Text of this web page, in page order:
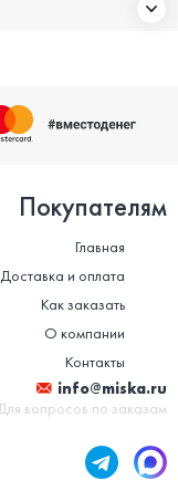
Покупателям
Главная
Доставка и оплата
Как заказать
О компании
Контакты
info@miska.ru
вопросов по заказам